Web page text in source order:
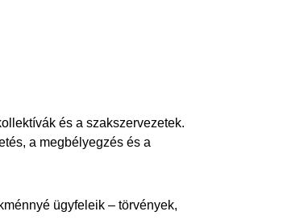
és a szakszervezetek.
a megbélyegzés és a
ügyfeleik – törvények,